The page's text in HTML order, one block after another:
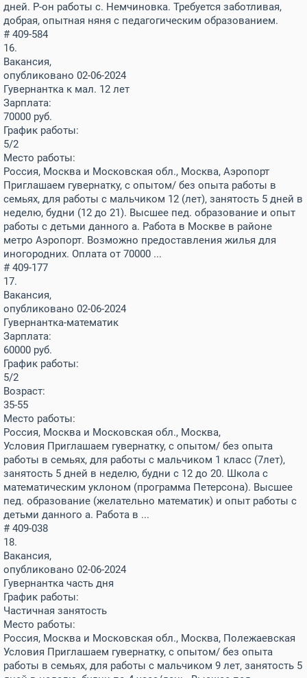
дней. Р-он работы с. Немчиновка. Требуется заботливая,
добрая, опытная няня с педагогическим образованием.
# 409-584
16.
Вакансия,
опубликовано 02-06-2024
Гувернантка к мал. 12 лет
Зарплата:
70000 руб.
График работы:
5/2
Место работы:
Россия, Москва и Московская обл., Москва, Аэропорт
Приглашаем гувернатку, с опытом/ без опыта работы в
семьях, для работы с мальчиком 12 (лет)‚ занятость 5 дней в
неделю, будни (12 до 21). Высшее пед. образование и опыт
работы с детьми данного а. Работа в Москве в районе
метро Аэропорт. Возможно предоставления жилья для
иногородних. Оплата от 70000 ...
# 409-177
17.
Вакансия,
опубликовано 02-06-2024
Гувернантка-математик
Зарплата:
60000 руб.
График работы:
5/2
Возраст:
35-55
Место работы:
Россия, Москва и Московская обл., Москва,
Условия Приглашаем гувернатку, с опытом/ без опыта
работы в семьях, для работы с мальчиком 1 класс (7лет)‚
занятость 5 дней в неделю, будни с 12 до 20. Школа с
математическим уклоном (программа Петерсона). Высшее
пед. образование (желательно математик) и опыт работы с
детьми данного а. Работа в ...
# 409-038
18.
Вакансия,
опубликовано 02-06-2024
Гувернантка часть дня
График работы:
Частичная занятость
Место работы:
Россия, Москва и Московская обл., Москва, Полежаевская
Условия Приглашаем гувернатку, с опытом/ без опыта
работы в семьях, для работы с мальчиком 9 лет‚ занятость 5